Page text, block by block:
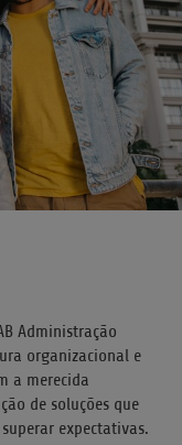
Administração
organizacional e
a merecida
de soluções que
expectativas.